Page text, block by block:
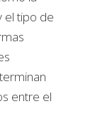
el tipo de
entre el